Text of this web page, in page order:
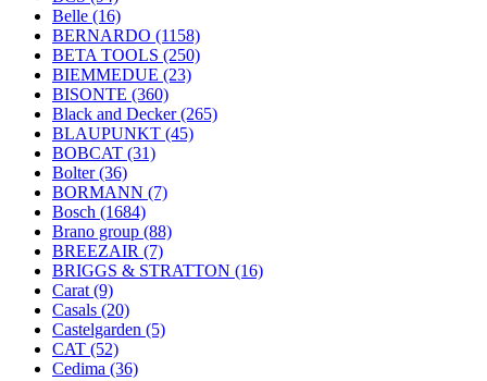
Belle (16)
BERNARDO (1158)
BETA TOOLS (250)
BIEMMEDUE (23)
BISONTE (360)
Black and Decker(265)
BLAUPUNKT (45)
BOBCAT (31)
Bolter(36)
BORMANN (7)
Bosch (1684)
Brano group (88)
BREEZAIR (7)
BRIGGS & STRATTON (16)
Carat (9)
Casals (20)
Castelgarden (5)
CAT (52)
Cedima (36)